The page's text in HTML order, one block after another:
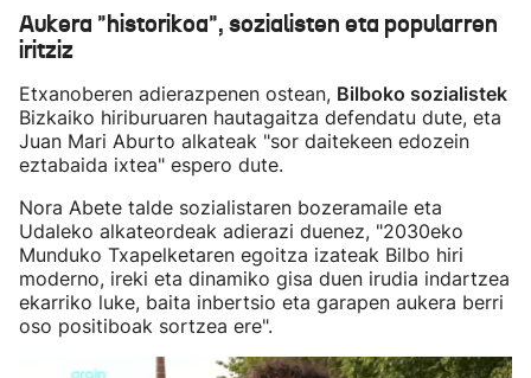
Aukera "historikoa", sozialisten eta popularren
iritziz
Etxanoberen adierazpenen ostean, Bilboko sozialistek
Bizkaiko hiriburuaren hautagaitza defendatu dute, eta
Juan Mari Aburto alkateak "sor daitekeen edozein
eztabaida ixtea" espero dute.
Nora Abete talde sozialistaren bozeramaile eta
Udaleko alkateordeak adierazi duenez, "2030eko
Munduko Txapelketaren egoitza izateak Bilbo hiri
moderno, ireki eta dinamiko gisa duen irudia indartzea
ekarriko luke, baita inbertsio eta garapen aukera berri
oso positiboak sortzea ere".